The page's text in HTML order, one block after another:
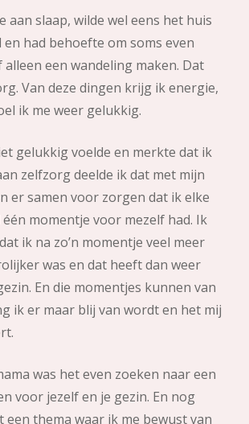
aan slaap, wilde wel eens het huis
had behoefte om soms even
een wandeling maken. Dat
Van deze dingen krijg ik energie,
ik me weer gelukkig.
gelukkig voelde en merkte dat ik
zelfzorg deelde ik dat met mijn
er samen voor zorgen dat ik elke
momentje voor mezelf had. Ik
ik na zo’n momentje veel meer
was en dat heeft dan weer
En die momentjes kunnen van
ik er maar blij van wordt en het mij
was het even zoeken naar een
voor jezelf en je gezin. En nog
een thema waar ik me bewust van